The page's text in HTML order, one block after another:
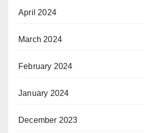
April 2024
March 2024
February 2024
January 2024
December 2023